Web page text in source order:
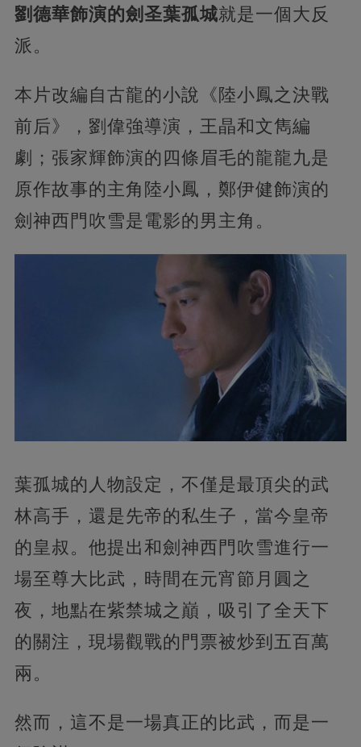
劉德華飾演的劍圣葉孤城就是一個大反
派。
本片改編自古龍的小說《陸小鳳之決戰
前后》，劉偉強導演，王晶和文雋編
劇；張家輝飾演的四條眉毛的龍龍九是
原作故事的主角陸小鳳，鄭伊健飾演的
劍神西門吹雪是電影的男主角。
葉孤城的人物設定，不僅是最頂尖的武
林高手，還是先帝的私生子，當今皇帝
的皇叔。他提出和劍神西門吹雪進行一
場至尊大比武，時間在元宵節月圓之
夜，地點在紫禁城之巔，吸引了全天下
的關注，現場觀戰的門票被炒到五百萬
兩。
然而，這不是一場真正的比武，而是一